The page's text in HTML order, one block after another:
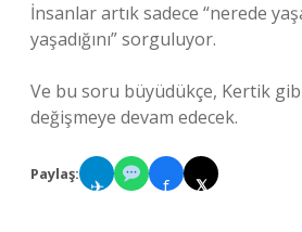
İnsanlar artık sadece “nerede
yaşadığını” sorguluyor.
Ve bu soru büyüdükçe, Kertik
değişmeye devam edecek.
Paylaş:
✈ f 𝕏